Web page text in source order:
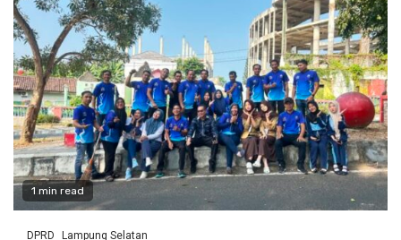
1 min read
DPRD Lampung Selatan